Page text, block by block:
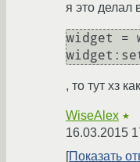
я это делал
widget =
, то тут хз как
WiseAlex ★
16.03.2015
Показать